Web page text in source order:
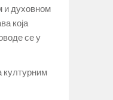
и духовном
која
се у
културним